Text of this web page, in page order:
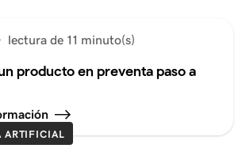
lectura de 11 minuto(s)
producto en preventa paso a
ARTIFICIAL